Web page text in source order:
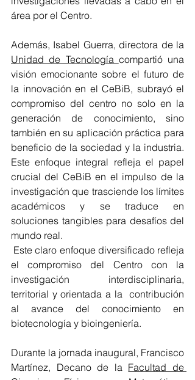
área por el Centro.
Unidad de Tecnología compartió una
visión emocionante sobre el futuro de
la innovación en el CeBiB, subrayó el
compromiso del centro no solo en la
generación de conocimiento, sino
también en su aplicación práctica para
beneficio de la sociedad y la industria.
Este enfoque integral refleja el papel
crucial del CeBiB en el impulso de la
investigación que trasciende los límites
académicos y se traduce en
soluciones tangibles para desafíos del
mundo real.
Este claro enfoque diversificado refleja
el compromiso del Centro con la
investigación interdisciplinaria,
territorial y orientada a la  contribución
al avance del conocimiento en
biotecnología y bioingeniería.
Durante la jornada inaugural, Francisco
Martínez, Decano de la Facultad de